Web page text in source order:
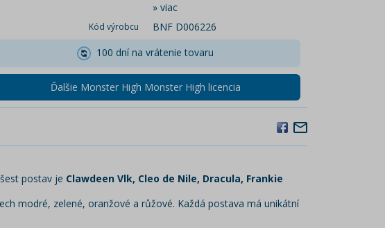
» viac
Kód výrobcu
BNF D006226
100 dní na vrátenie tovaru
Ďalšie Monster High Monster High licencia
postav je Clawdeen Vlk, Cleo de Nile, Dracula, Frankie
modré, zelené, oranžové a růžové. Každá postava má unikátní